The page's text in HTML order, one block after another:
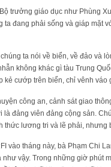
trưởng giáo dục như Phùng
đang phải sống và giáp mặt
ta nói về biển, về đảo và
không khác gì tàu Trung
kẻ cướp trên biển, chỉ vênh váo
công an, cảnh sát giao
đảng viên đảng cộng sản.
thức lương tri và lẽ phải, nhưng
vào tháng này, bà Phạm Chi
như vậy. Trong những giờ